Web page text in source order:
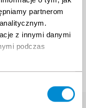
partnerom
z innymi danymi
podczas